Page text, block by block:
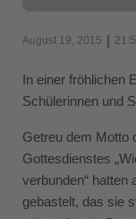
August 19, 2015 |
In einer fröhlichen
Schülerinnen und
Getreu dem Motto
Gottesdienstes
verbunden“ hatten
gebastelt, das sie